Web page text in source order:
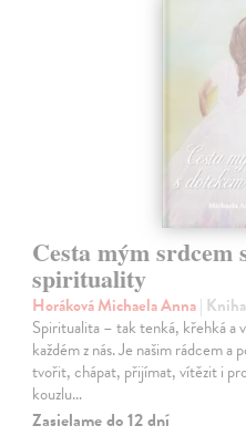
Cesta mým srdcem
spirituality
Horáková Michaela Anna| Kniha
Spiritualita – tak tenká, křehká a
každém z nás. Je našim rádcem a
tvořit, chápat, přijímat, vítězit i
kouzlu…
Zasielame do 12 dní